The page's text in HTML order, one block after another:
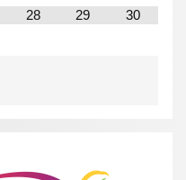
28 29 30